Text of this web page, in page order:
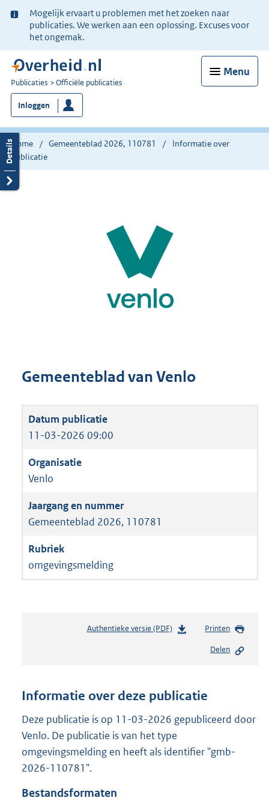
Ter
informatie:
Mogelijk ervaart u problemen met het zoeken naar
publicaties. We werken aan een oplossing. Excuses voor
het ongemak.
Menu
U
bent
nu
hier:
Publicaties Officiële publicaties
Inloggen
Home Gemeenteblad 2026, 110781
Informatie over
publicatie
Gemeenteblad van Venlo
11-03-2026 09:00
Venlo
Gemeenteblad 2026, 110781
omgevingsmelding
Authentieke versie (PDF)b
n
s
r
o
Printen
Delen
Informatie over deze publicatie
Deze publicatie is op 11-03-2026 gepubliceerd door
Venlo. De publicatie is van het type
omgevingsmelding en heeft als identifier "gmb-
2026-110781".
Bestandsformaten